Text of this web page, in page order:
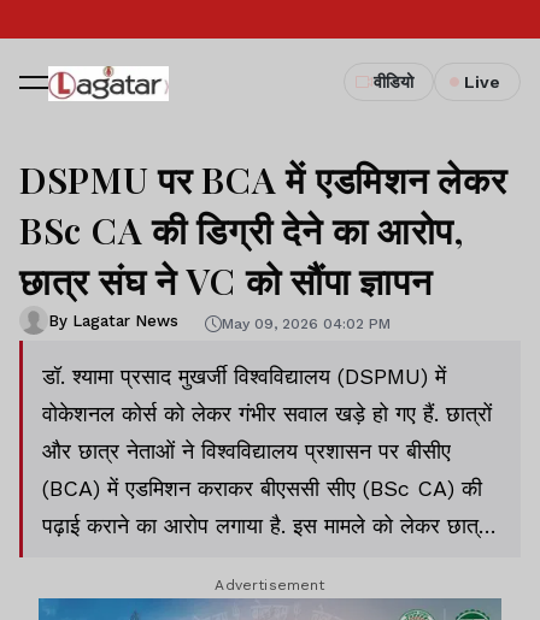
वीडियो Live
DSPMU पर BCA में एडमिशन लेकर
BSc CA की डिग्री देने का आरोप,
छात्र संघ ने VC को सौंपा ज्ञापन
By Lagatar News May 09, 2026 04:02 PM
डॉ. श्यामा प्रसाद मुखर्जी विश्वविद्यालय (DSPMU) में
वोकेशनल कोर्स को लेकर गंभीर सवाल खड़े हो गए हैं. छात्रों
और छात्र नेताओं ने विश्वविद्यालय प्रशासन पर बीसीए
(BCA) में एडमिशन कराकर बीएससी सीए (BSc CA) की
पढ़ाई कराने का आरोप लगाया है. इस मामले को लेकर छात्र
Advertisement